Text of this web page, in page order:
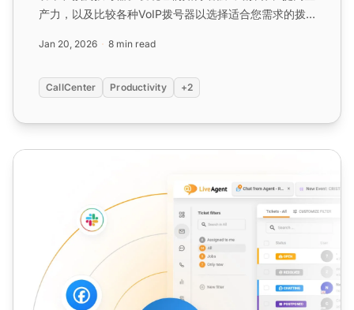
产力，以及比较各种VoIP拨号器以选择适合您需求的拨
Jan 20, 2026 8 min read
CallCenter Productivity +2
电话拨号器